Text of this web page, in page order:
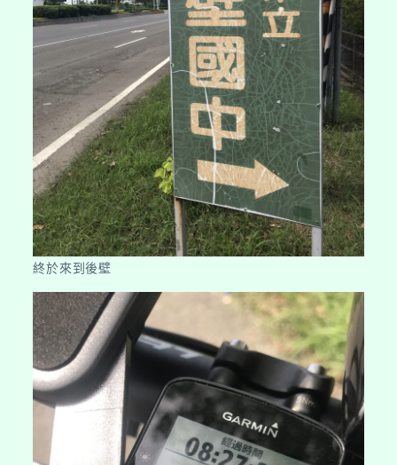
終於來到後壁